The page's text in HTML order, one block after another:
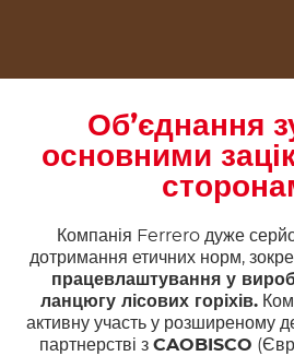
Об’єднання
основними
Компанія Ferrero дуже
дотримання етичних норм,
працевлаштування у
ланцюгу лісових горіхів.
активну участь у розширеному
партнерстві з CAOBISCO